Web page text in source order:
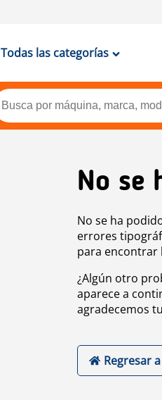
Todas las categorías
No se
No se ha
errores
para encontrar
¿Algún otro
aparece a
agradecemos
Regresar